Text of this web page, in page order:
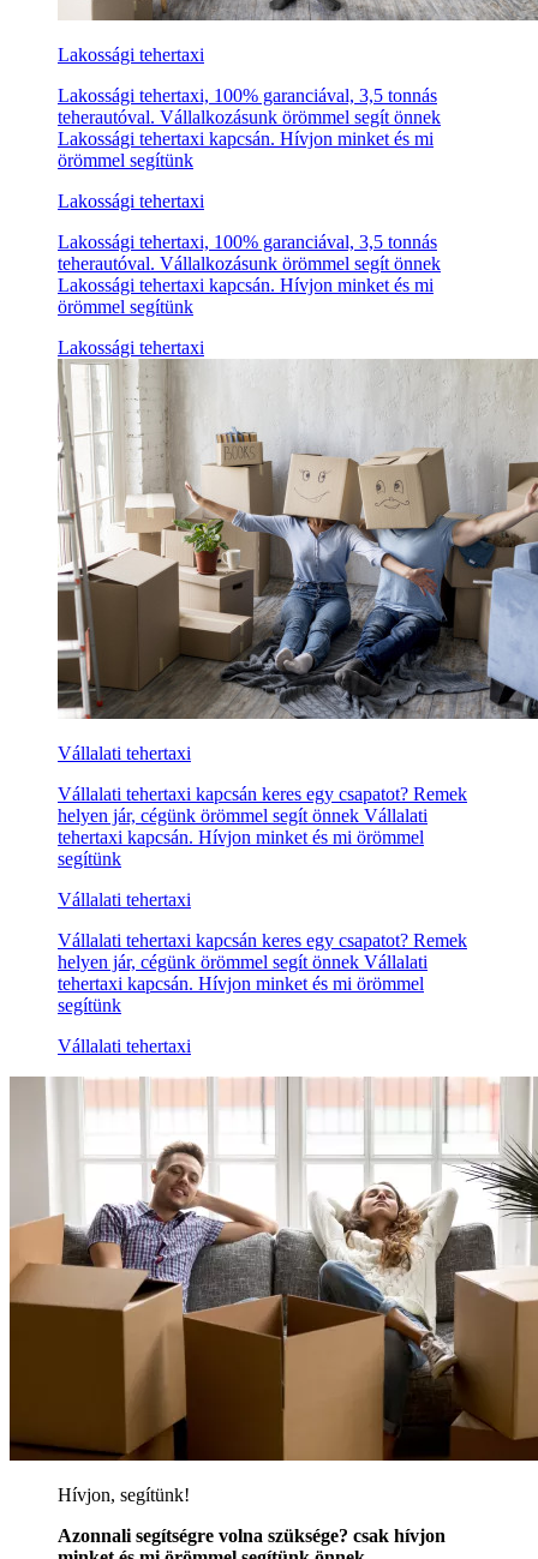
Lakossági tehertaxi
Lakossági tehertaxi, 100% garanciával, 3,5 tonnás
teherautóval. Vállalkozásunk örömmel segít önnek
Lakossági tehertaxi kapcsán. Hívjon minket és mi
örömmel segítünk
Lakossági tehertaxi
Lakossági tehertaxi, 100% garanciával, 3,5 tonnás
teherautóval. Vállalkozásunk örömmel segít önnek
Lakossági tehertaxi kapcsán. Hívjon minket és mi
örömmel segítünk
Lakossági tehertaxi
Vállalati tehertaxi
Vállalati tehertaxi kapcsán keres egy csapatot? Remek
helyen jár, cégünk örömmel segít önnek Vállalati
tehertaxi kapcsán. Hívjon minket és mi örömmel
segítünk
Vállalati tehertaxi
Vállalati tehertaxi kapcsán keres egy csapatot? Remek
helyen jár, cégünk örömmel segít önnek Vállalati
tehertaxi kapcsán. Hívjon minket és mi örömmel
segítünk
Vállalati tehertaxi
Hívjon, segítünk!
Azonnali segítségre volna szüksége? csak hívjon